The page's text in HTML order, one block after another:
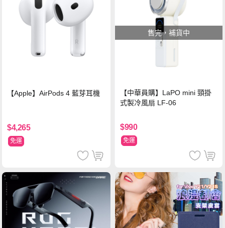
【Apple】AirPods 4 藍芽耳機
$4,265
免運
售完，補貨中
【中華員購】LaPO mini 頸掛
式製冷風扇 LF-06
$990
免運